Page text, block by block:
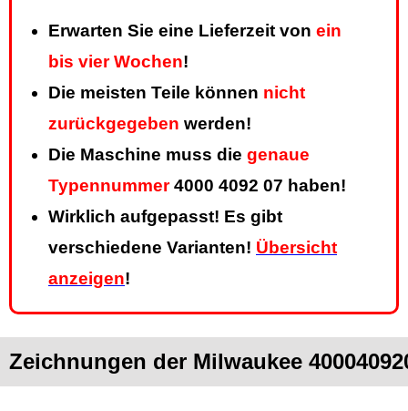
Erwarten Sie eine Lieferzeit von ein
bis vier Wochen!
Die meisten Teile können nicht
zurückgegeben werden!
Die Maschine muss die genaue
Typennummer4000 4092 07 haben!
Wirklich aufgepasst! Es gibt
verschiedene Varianten! Übersicht
anzeigen!
Zeichnungen der Milwaukee